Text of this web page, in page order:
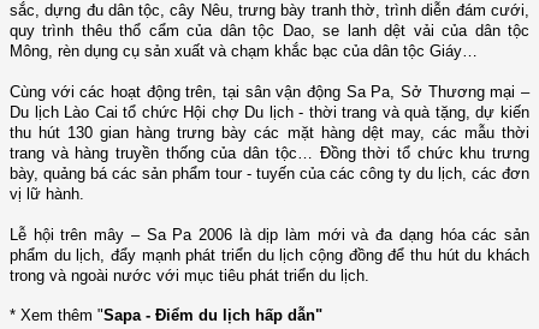
sắc, dựng đu dân tộc, cây Nêu, trưng bày tranh thờ, trình diễn đám cưới,
quy trình thêu thổ cẩm của dân tộc Dao, se lanh dệt vải của dân tộc
Mông, rèn dụng cụ sản xuất và chạm khắc bạc của dân tộc Giáy…
Cùng với các hoạt động trên, tại sân vận động Sa Pa, Sở Thương mại –
Du lịch Lào Cai tổ chức Hội chợ Du lịch - thời trang và quà tặng, dự kiến
thu hút 130 gian hàng trưng bày các mặt hàng dệt may, các mẫu thời
trang và hàng truyền thống của dân tộc… Đồng thời tổ chức khu trưng
bày, quảng bá các sản phẩm tour - tuyến của các công ty du lịch, các đơn
vị lữ hành.
Lễ hội trên mây – Sa Pa 2006 là dịp làm mới và đa dạng hóa các sản
phẩm du lịch, đẩy mạnh phát triển du lịch cộng đồng để thu hút du khách
trong và ngoài nước với mục tiêu phát triển du lịch.
* Xem thêm "Sapa - Điểm du lịch hấp dẫn"